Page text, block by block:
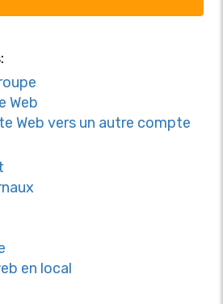
Web
Web vers un autre compte
en local